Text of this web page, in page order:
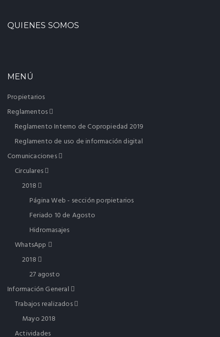
QUIENES SOMOS
MENÚ
Propietarios
Reglamentos
Reglamento Interno de Copropiedad 2019
Reglamento de uso de información digital
Comunicaciones
Circulares
2018
Página Web - sección porpietarios
Feriado 10 de Agosto
Hidromasajes
WhatsApp
2018
27 agosto
Información General
Trabajos realizados
Mayo 2018
Actividades